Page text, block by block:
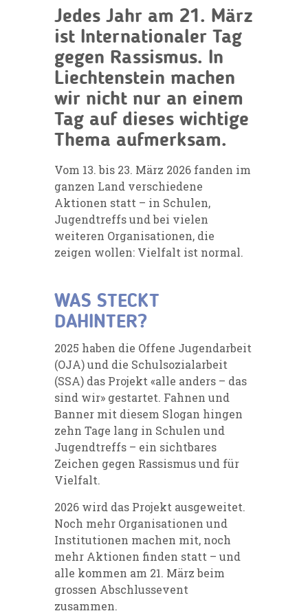
Jedes Jahr am 21. März
ist Internationaler Tag
gegen Rassismus. In
Liechtenstein machen
wir nicht nur an einem
Tag auf dieses wichtige
Thema aufmerksam.
Vom 13. bis 23. März 2026 fanden im
ganzen Land verschiedene
Aktionen statt – in Schulen,
Jugendtreffs und bei vielen
weiteren Organisationen, die
zeigen wollen: Vielfalt ist normal.
WAS STECKT
DAHINTER?
2025 haben die Offene Jugendarbeit
(OJA) und die Schulsozialarbeit
(SSA) das Projekt «alle anders – das
sind wir» gestartet. Fahnen und
Banner mit diesem Slogan hingen
zehn Tage lang in Schulen und
Jugendtreffs – ein sichtbares
Zeichen gegen Rassismus und für
Vielfalt.
2026 wird das Projekt ausgeweitet.
Noch mehr Organisationen und
Institutionen machen mit, noch
mehr Aktionen finden statt – und
alle kommen am 21. März beim
grossen Abschlussevent
zusammen.